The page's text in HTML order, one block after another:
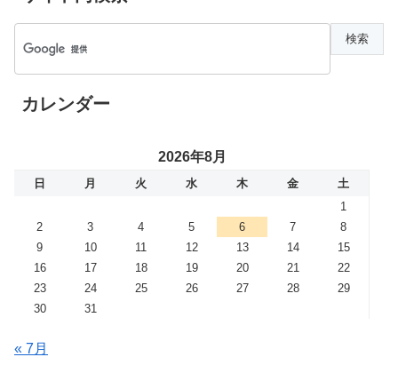
カレンダー
2026年8月
日 月 火 水 木 金
土
1
2
3 4 5 6 7
8
9
10 11 12 13 14
15
16
17 18 19 20 21
22
23
24 25 26 27 28
29
30
31
« 7月